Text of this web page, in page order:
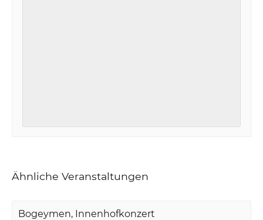
Ähnliche Veranstaltungen
Bogeymen, Innenhofkonzert